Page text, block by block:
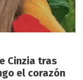
Cinzia tras
el corazón